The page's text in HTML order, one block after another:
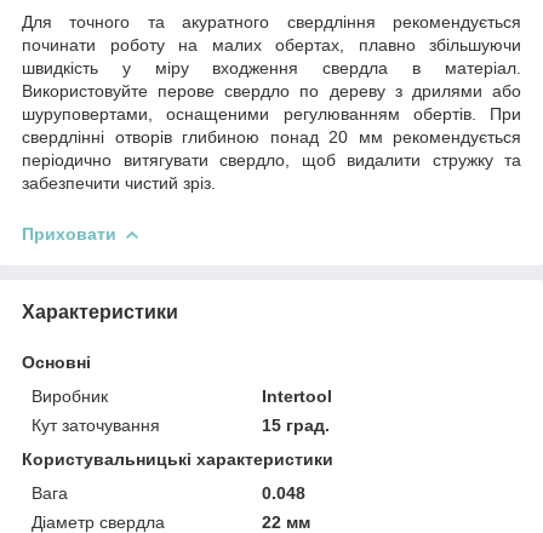
Для точного та акуратного свердління рекомендується
починати роботу на малих обертах, плавно збільшуючи
швидкість у міру входження свердла в матеріал.
Використовуйте перове свердло по дереву з дрилями або
шуруповертами, оснащеними регулюванням обертів. При
свердлінні отворів глибиною понад 20 мм рекомендується
періодично витягувати свердло, щоб видалити стружку та
забезпечити чистий зріз.
Приховати
Характеристики
Основні
Виробник
Intertool
Кут заточування
15 град.
Користувальницькі характеристики
Вага
0.048
Діаметр свердла
22 мм